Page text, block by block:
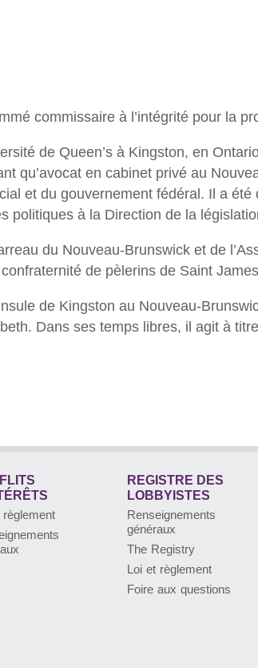
commissaire à l’intégrité pour la
de Queen’s à Kingston, en
qu’avocat en cabinet privé au
et du gouvernement fédéral. Il a
politiques à la Direction de la
du Nouveau-Brunswick et de
de pèlerins de Saint
de Kingston au Nouveau-
Dans ses temps libres, il agit à
règlement
REGISTRE DES
LOBBYISTES
Renseignements
généraux
The Registry
Loi et règlement
Foire aux questions